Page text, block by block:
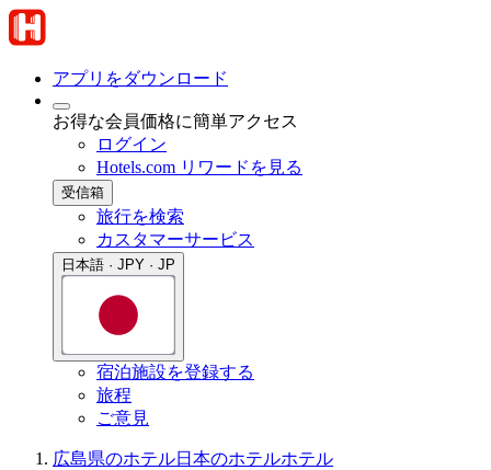
アプリをダウンロード
お得な会員価格に簡単アクセス
ログイン
Hotels.com リワードを見る
受信箱
旅行を検索
カスタマーサービス
日本語 · JPY · JP
宿泊施設を登録する
旅程
ご意見
広島県のホテル日本のホテルホテル